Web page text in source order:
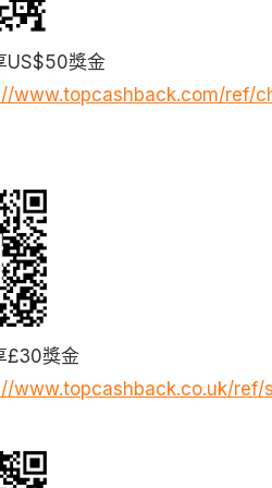
US$50獎金
www.topcashback.com/ref/
£30獎金
www.topcashback.co.uk/ref/